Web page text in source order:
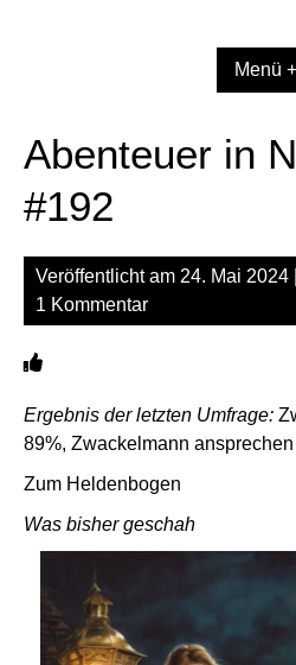
Menü +
Abenteuer in
#192
Veröffentlicht am 24. Mai 2024
1 Kommentar
Ergebnis der letzten Umfrage:
89%, Zwackelmann ansprechen
Zum Heldenbogen
Was bisher geschah